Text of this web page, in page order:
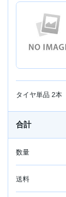
タイヤ単品 2本
合計
数量
送料